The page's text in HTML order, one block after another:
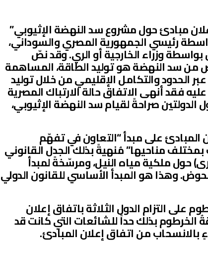
مبادئ حول مشروع سد النهضة الإثيوبي”
التوقيع بواسطة رئيسي الجمهورية المصري والسوداني،
وزراء الخارجية أو الري. وقد نصّ
من سد النهضة هو توليد الطاقة، المساهمة
عبر الحدود والتكامل الإقليمي من خلال توليد
فقد أنهى الاتفاق حالة الارتباك المصرية
صراحةً لقيام سد النهضة الإثيوبي،
المبادئ على مبدأ “التعاون في تفهّم
بمختلف مناحيها” مُنهيةً بذلك الجدل القانوني
حول ملكية مياه النيل، ومرسّخةً لمبدأ
وهذا هو المبدأ الأساسي للقانون الدولي
على التزام الدول الثلاثة باتفاق إعلان
بذلك حداً للشائعات التي كانت قد
من اتفاق إعلان المبادئ.